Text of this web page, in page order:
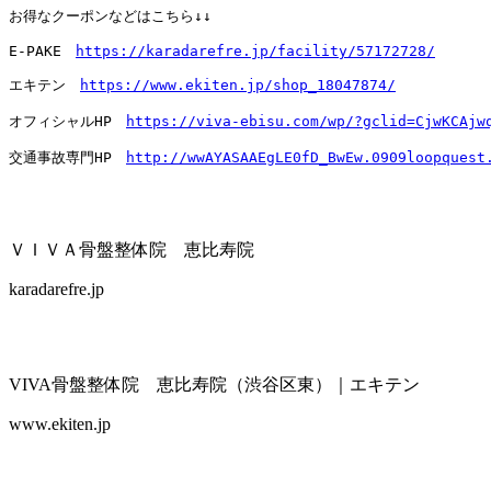
お得なクーポンなどはこちら↓↓
E-PAKE https://karadarefre.jp/facility/57172728/
エキテン https://www.ekiten.jp/shop_18047874/
オフィシャルHP https://viva-ebisu.com/wp/
交通事故専門HP http://
ＶＩＶＡ骨盤整体院 恵比寿院
karadarefre.jp
VIVA骨盤整体院 恵比寿院（渋谷区東）｜エキテン
www.ekiten.jp